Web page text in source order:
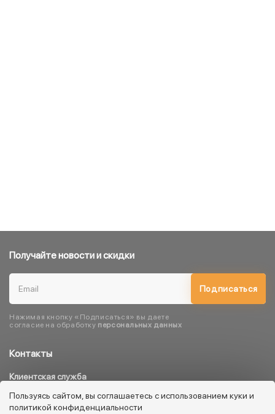
Контакты
Клиентская служба
8 800 333 08 45
info@kotofey.ru
Получайте новости и скидки
Подписаться
Нажимая кнопку «Подписаться» вы даете
согласие на обработку персональных данных
Пользуясь сайтом, вы соглашаетесь с использованием куки и
политикой конфиденциальности